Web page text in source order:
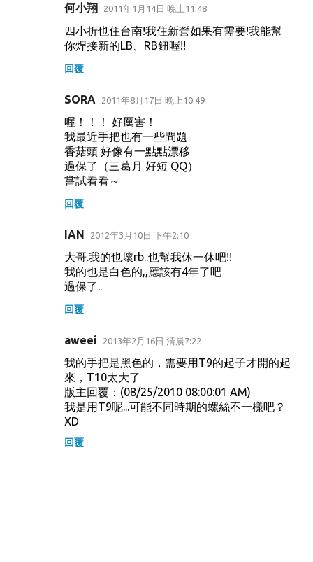
何小翔 2011年1月14日 晚上11:48
四小折也住台南!我住新營如果有需要!我能幫
你焊接新的LB、RB鈕喔!!
回覆
SORA 2011年8月17日 晚上10:49
喔！！！ 好厲害！
我最近手把也有一些問題
香菇頭 好像有一點點漂移
過保了（三葛月 好短 QQ）
嘗試看看～
回覆
IAN 2012年3月10日 下午2:10
大哥.我的也壞rb..也幫我休一休吧!!
我的也是白色的,,應該有4年了吧
過保了..
回覆
aweei 2013年2月16日 清晨7:22
我的手把是黑色的，需要用T9的起子才開的起
來，T10太大了
版主回覆：(08/25/2010 08:00:01 AM)
我是用T9呢...可能不同時期的螺絲不一樣吧？
XD
回覆